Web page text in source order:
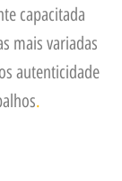
capacitada
mais variadas
autenticidade
.